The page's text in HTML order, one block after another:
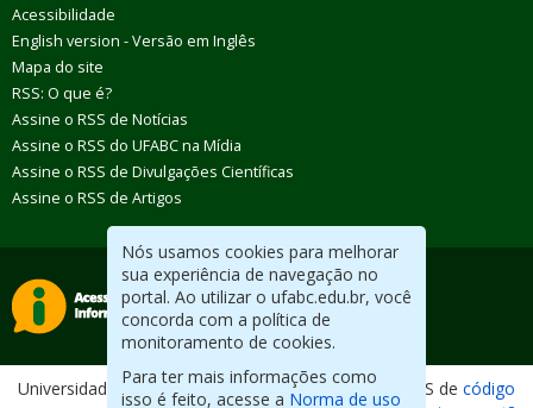
Nós usamos cookies para melhorar
sua experiência de navegação no
portal. Ao utilizar o ufabc.edu.br, você
concorda com a política de
monitoramento de cookies.
Para ter mais informações como
isso é feito, acesse a Norma de uso
Acessibilidade
English version - Versão em Inglês
Mapa do site
RSS: O que é?
Assine o RSS de Notícias
Assine o RSS do UFABC na Mídia
Assine o RSS de Divulgações Científicas
Assine o RSS de Artigos
Universidade Federal do ABC. Desenvolvido com CMS de código